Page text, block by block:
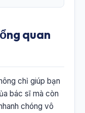
quan
chỉ giúp bạn
bác sĩ mà còn
chóng vô